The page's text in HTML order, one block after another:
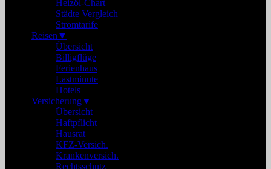
Heizöl-Chart
Städte Vergleich
Stromtarife
Reisen ▼
Übersicht
Billigflüge
Ferienhaus
Lastminute
Hotels
Versicherung▼
Übersicht
Haftpflicht
Hausrat
KFZ-Versich.
Krankenversich.
Rechtsschutz